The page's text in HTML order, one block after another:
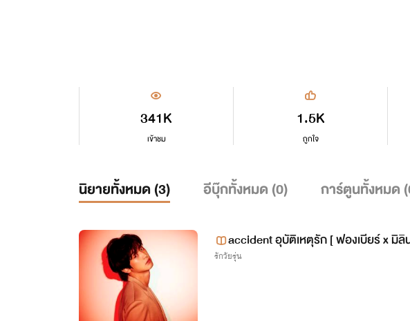
1.ลวงรัก
2.บอสขาสอนรักให้ห
341K
เข้าชม
1.5K
ถูกใจ
นิยายทั้งหมด (3) อีบุ๊กทั้งหมด (0) การ์ตูนทั้งหมด (
accident อุบัติเหตุรัก [ ฟองเบียร์ x มิลิน NC18+
]
รักวัยรุ่น